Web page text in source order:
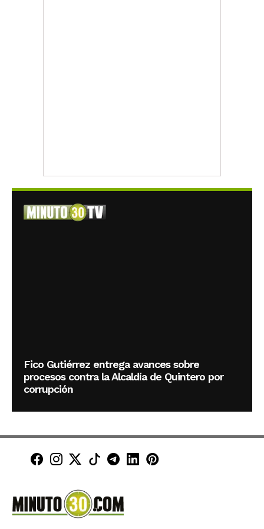
Fico Gutiérrez entrega avances sobre
procesos contra la Alcaldía de Quintero por
corrupción
Minuto30 en Facebook
Minuto30 en Instagram
Minuto30 en X (Twitter)
Minuto30 en TikTok
Canal de Minuto30 en
Minuto30 en LinkedIn
Minuto30 en